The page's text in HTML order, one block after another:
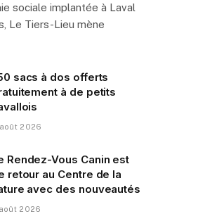
sociale implantée à Laval
Le Tiers-Lieu mène
sacs à dos offerts
à de petits
2026
Rendez-Vous Canin est
retour au Centre de la
avec des nouveautés
2026